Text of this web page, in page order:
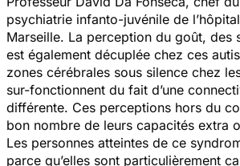
psychiatrie infanto-juvénile de
Marseille. La perception du goût, des
est également décuplée chez ces
zones cérébrales sous silence chez
sur-fonctionnent du fait d’une
différente. Ces perceptions hors du
bon nombre de leurs capacités extra
Les personnes atteintes de ce
parce qu’elles sont particulièrement